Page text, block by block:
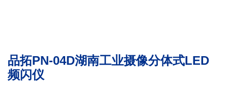
品拓PN-04D湖南工业摄像分体式LED
频闪仪